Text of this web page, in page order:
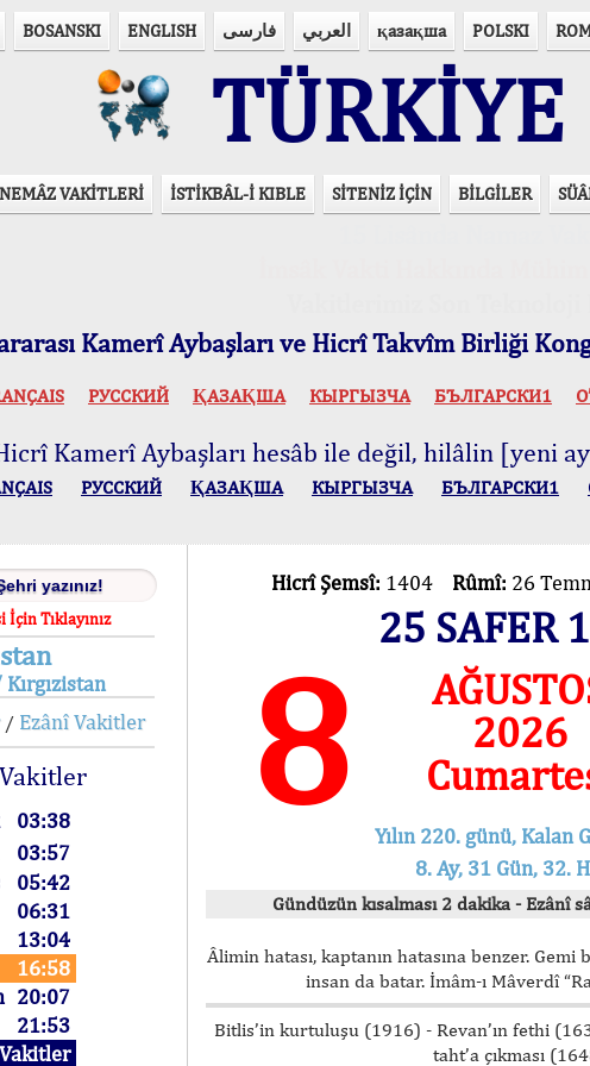
BOSANSKI ENGLISH فارسی العربي қазақша POLSKI
TÜRKİYE
NEMÂZ VAKİTLERİ İSTİKBÂL-İ KIBLE SİTENİZ İÇİN BİLGİLER
Kamerî Aybaşları ve Hicrî Takvîm Birliği
РУССКИЙ ҚАЗАҚША КЫPГЫЗЧA БЪЛГАРСКИ1
Kamerî Aybaşları hesâb ile değil, hilâlin [yeni
РУССКИЙ ҚАЗАҚША КЫPГЫЗЧA БЪЛГАРСКИ1
Tıklayınız
/ Ezânî Vakitler
03:38
03:57
05:42
06:31
13:04
16:58
20:07
21:53
Hicrî Şemsî: 1404 Rûmî: 26
25 SAFER
8
2026
Yılın 220. günü, Kalan
8. Ay, 31 Gün, 32.
Gündüzün kısalması 2 dakika - Ezânî
Âlimin hatası, kaptanın hatasına benzer.
insan da batar. İmâm-ı Mâverdî
Bitlis’in kurtuluşu (1916) - Revan’ın fethi
taht’a çıkması